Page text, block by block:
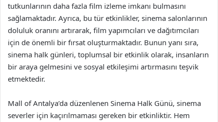
tutkunlarının daha fazla film izleme imkanı bulmasını
sağlamaktadır. Ayrıca, bu tür etkinlikler, sinema salonlarının
doluluk oranını artırarak, film yapımcıları ve dağıtımcıları
için de önemli bir fırsat oluşturmaktadır. Bunun yanı sıra,
sinema halk günleri, toplumsal bir etkinlik olarak, insanların
bir araya gelmesini ve sosyal etkileşimi artırmasını teşvik
etmektedir.
Mall of Antalya’da düzenlenen Sinema Halk Günü, sinema
severler için kaçırılmaması gereken bir etkinliktir. Hem